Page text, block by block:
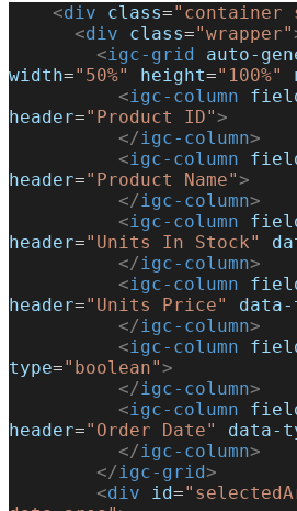
    <
div class="container
      <
div class="wrapper"
        <
igc-grid auto-
width="50%" height="100%"
          <
igc-column
header="Product ID">
          </
igc-column>
          <
igc-column
header="Product Name">
          </
igc-column>
          <
igc-column
header="Units In Stock"
          </
igc-column>
          <
igc-column
header="Units Price" data-
          </
igc-column>
          <
igc-column
type="boolean">
          </
igc-column>
          <
igc-column
header="Order Date" data-
          </
igc-column>
        </
igc-grid>
        <
div id=